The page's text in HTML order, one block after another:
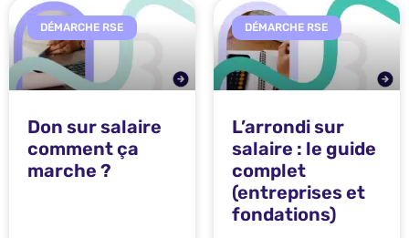
DÉMARCHE RSE
Don sur salaire
comment ça
marche ?
DÉMARCHE RSE
L’arrondi sur
salaire : le guide
complet
(entreprises et
fondations)